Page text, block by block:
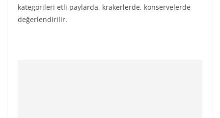
kategorileri etli paylarda, krakerlerde, konservelerde
değerlendirilir.